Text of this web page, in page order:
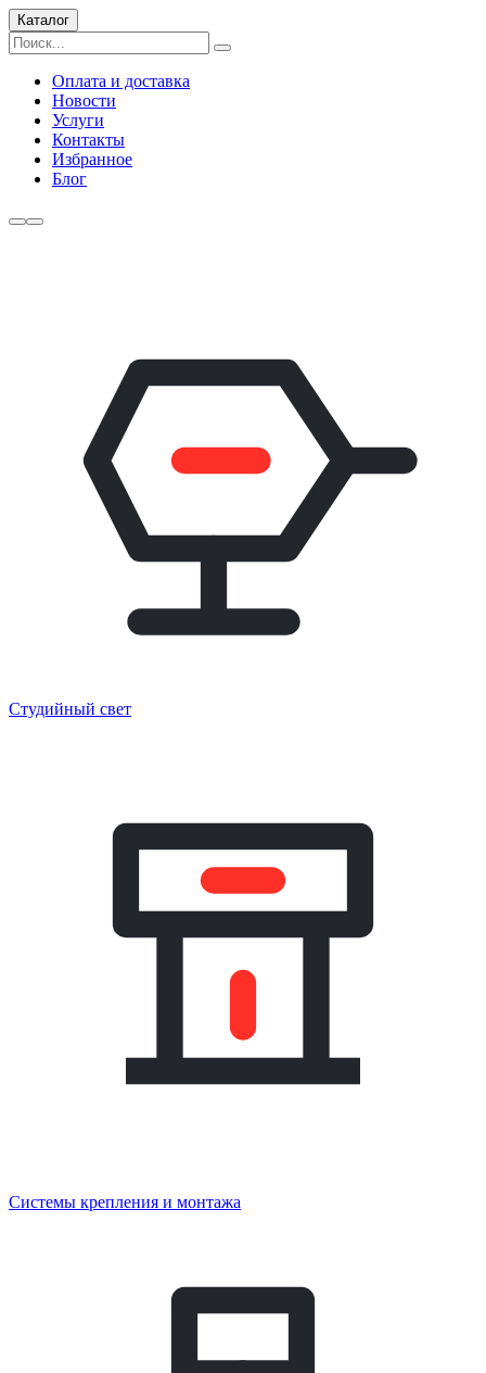
Каталог
Оплата и доставка
Новости
Услуги
Контакты
Избранное
Блог
Студийный свет
Системы крепления и монтажа